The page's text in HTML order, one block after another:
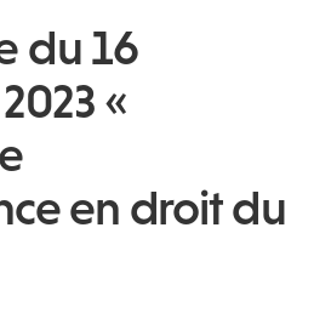
du 16
«
en droit du